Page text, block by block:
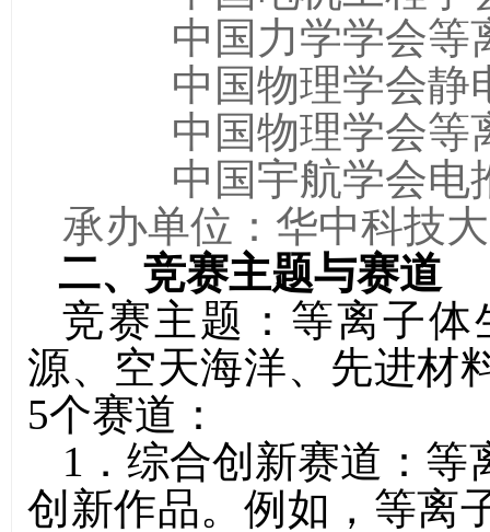
中国力学学会等
中国物理学会静
中国物理学会等
中国宇航学会电
承办单位：华中科技
二、竞赛主题与赛道
竞赛主题：等离子
源、空天海洋、先进材
5个赛道：
1 ．综合创新赛道：
创新作品。例如，等离